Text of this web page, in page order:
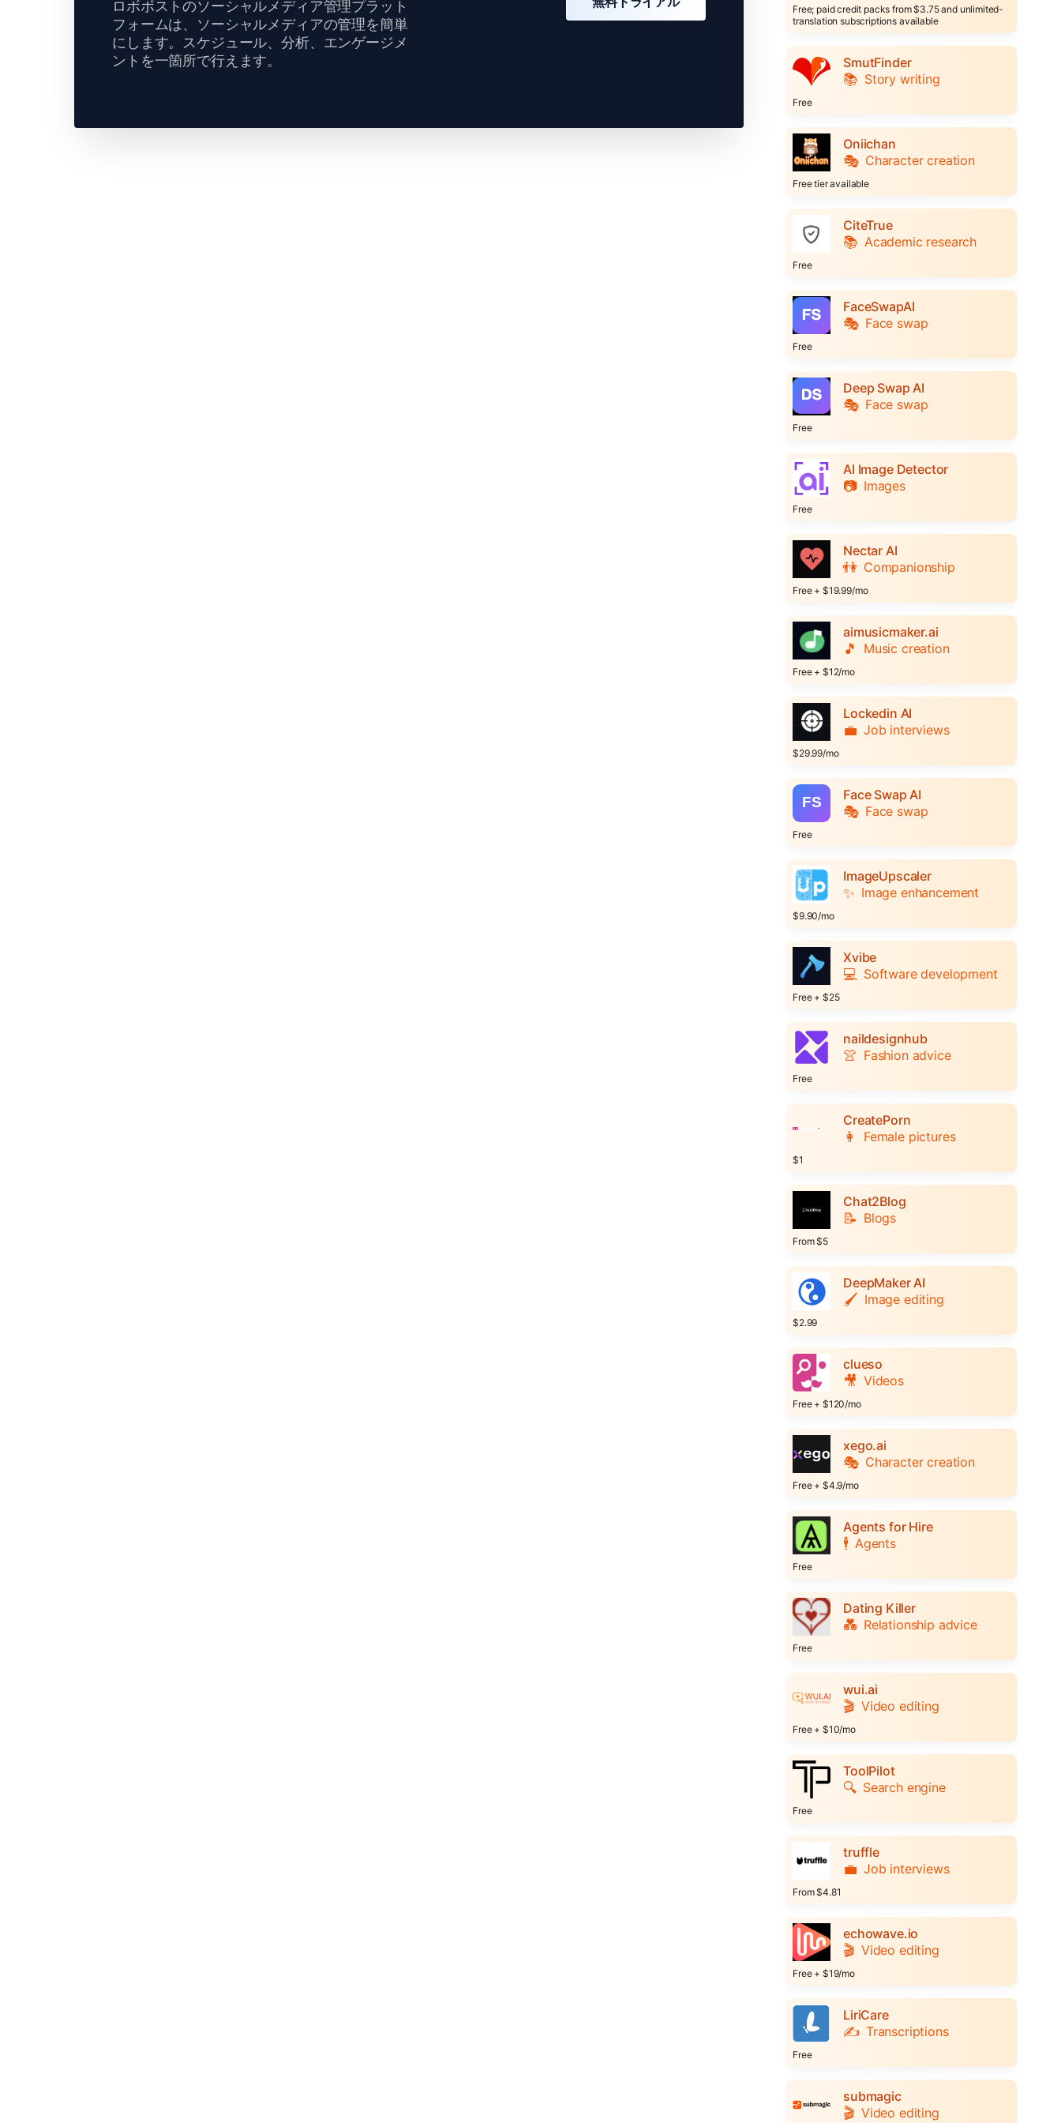
ロボポストのソーシャルメディア管理プラット
フォームは、ソーシャルメディアの管理を簡単
にします。スケジュール、分析、エンゲージメ
ントを一箇所で行えます。
Free; paid credit packs from $3.75 and unlimited-
translation subscriptions available
SmutFinder
📚 Story writing
Free
Oniichan
🎭 Character creation
Free tier available
CiteTrue
📚 Academic research
Free
FaceSwapAI
🎭 Face swap
Free
Deep Swap AI
🎭 Face swap
Free
AI Image Detector
📷 Images
Free
Nectar AI
👫 Companionship
Free + $19.99/mo
aimusicmaker.ai
🎵 Music creation
Free + $12/mo
Lockedin AI
💼 Job interviews
$29.99/mo
Face Swap AI
🎭 Face swap
Free
ImageUpscaler
✨ Image enhancement
$9.90/mo
Xvibe
💻 Software development
Free + $25
naildesignhub
👚 Fashion advice
Free
CreatePorn
👩 Female pictures
$1
Chat2Blog
📝 Blogs
From $5
DeepMaker AI
🖌️ Image editing
$2.99
clueso
🎥 Videos
Free + $120/mo
xego.ai
🎭 Character creation
Free + $4.9/mo
Agents for Hire
🕴️ Agents
Free
Dating Killer
💑 Relationship advice
Free
wui.ai
🎬 Video editing
Free + $10/mo
ToolPilot
🔍 Search engine
Free
truffle
💼 Job interviews
From $4.81
echowave.io
🎬 Video editing
Free + $19/mo
LiriCare
✍️ Transcriptions
Free
submagic
🎬 Video editing